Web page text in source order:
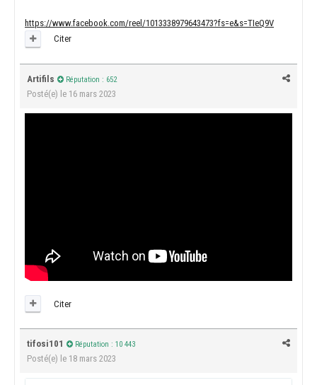
https://www.facebook.com/reel/1013338979643473?fs=e&s=TIeQ9V
Citer
Artifils Réputation : 652
Posté(e) le 16 mars 2023
Citer
tifosi101 Réputation : 10 443
Posté(e) le 18 mars 2023